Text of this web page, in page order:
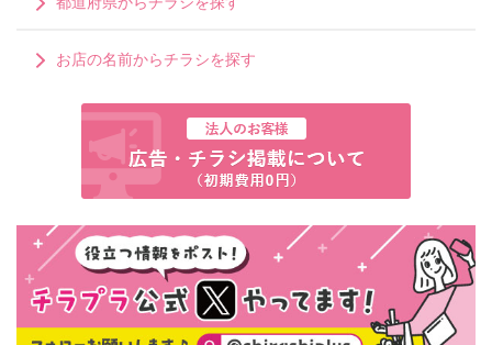
お店の名前からチラシを探す